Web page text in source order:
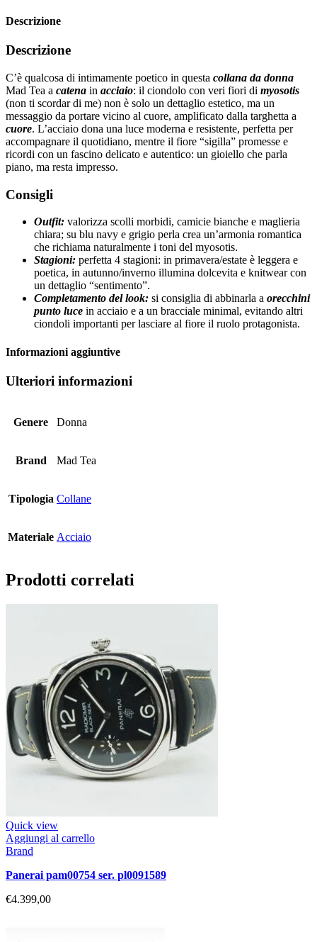
Descrizione
Descrizione
C’è qualcosa di intimamente poetico in questa collana da donna
Mad Tea a catena in acciaio: il ciondolo con veri fiori di myosotis
(non ti scordar di me) non è solo un dettaglio estetico, ma un
messaggio da portare vicino al cuore, amplificato dalla targhetta a
cuore. L’acciaio dona una luce moderna e resistente, perfetta per
accompagnare il quotidiano, mentre il fiore “sigilla” promesse e
ricordi con un fascino delicato e autentico: un gioiello che parla
piano, ma resta impresso.
Consigli
Outfit: valorizza scolli morbidi, camicie bianche e maglieria
chiara; su blu navy e grigio perla crea un’armonia romantica
che richiama naturalmente i toni del myosotis.
Stagioni: perfetta 4 stagioni: in primavera/estate è leggera e
poetica, in autunno/inverno illumina dolcevita e knitwear con
un dettaglio “sentimento”.
Completamento del look: si consiglia di abbinarla a orecchini
punto luce in acciaio e a un bracciale minimal, evitando altri
ciondoli importanti per lasciare al fiore il ruolo protagonista.
Informazioni aggiuntive
Ulteriori informazioni
Genere Donna
Brand Mad Tea
Tipologia Collane
Materiale Acciaio
Prodotti correlati
Quick view
Aggiungi al carrello
Brand
panerai pam00754 ser. pl0091589
€4.399,00